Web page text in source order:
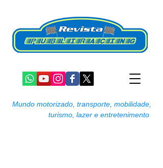
Mundo motorizado, transporte, mobilidade,
turismo, lazer e entretenimento